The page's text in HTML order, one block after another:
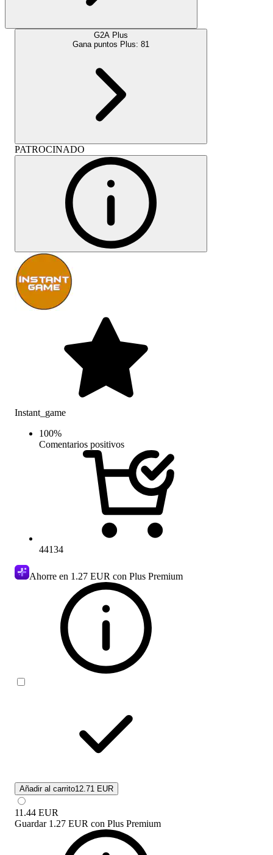
G2A Plus
Gana puntos Plus: 81
PATROCINADO
Instant_game
100%
Comentarios positivos
44134
Ahorre en 1.27 EUR con Plus Premium
Añadir al carrito12.71 EUR
11.44 EUR
Guardar 1.27 EUR con Plus Premium